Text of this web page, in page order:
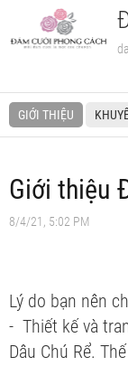
GIỚI THIỆU
Giới thiệu
8/4/21, 5:02 PM
Lý do bạn nên
- Thiết kế và
Dâu Chú Rể.